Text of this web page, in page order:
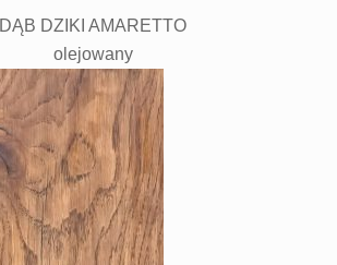
DĄB DZIKI AMARETTO
olejowany